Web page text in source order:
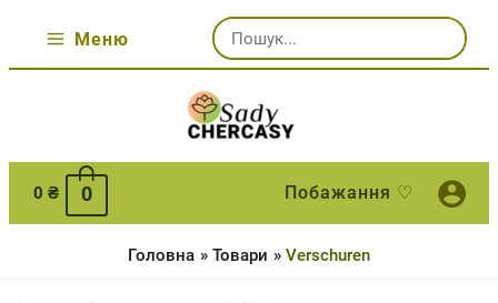
Меню
Шукати:
0 ₴ 0 Побажання ♡
Головна Товари Verschuren